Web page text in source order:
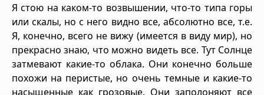
Я стою на каком-то возвышении, что-то типа горы
или скалы, но с него видно все, абсолютно все, т.е.
Я, конечно, всего не вижу (имеется в виду мир), но
прекрасно знаю, что можно видеть все. Тут Солнце
затмевают какие-то облака. Они конечно больше
похожи на перистые, но очень темные и какие-то
насыщенные как грозовые. Они заполоняют все